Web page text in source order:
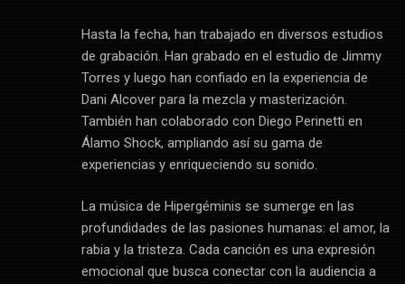
Hasta la fecha, han trabajado en diversos estudios
de grabación. Han grabado en el estudio de Jimmy
Torres y luego han confiado en la experiencia de
Dani Alcover para la mezcla y masterización.
También han colaborado con Diego Perinetti en
Álamo Shock, ampliando así su gama de
experiencias y enriqueciendo su sonido.
La música de Hipergéminis se sumerge en las
profundidades de las pasiones humanas: el amor, la
rabia y la tristeza. Cada canción es una expresión
emocional que busca conectar con la audiencia a